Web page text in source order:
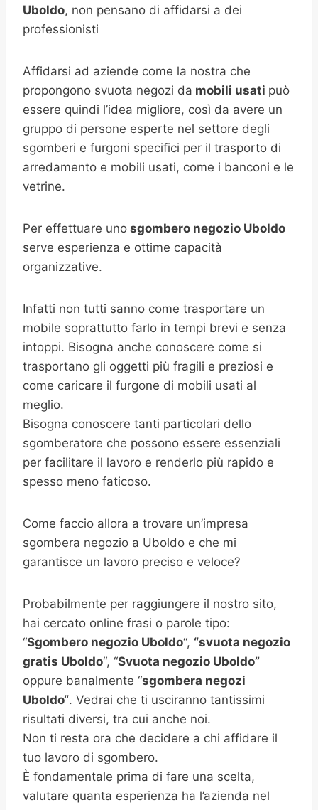
Uboldo, non pensano di affidarsi a dei
professionisti
Affidarsi ad aziende come la nostra che
propongono svuota negozi da mobili usati può
essere quindi l’idea migliore, così da avere un
gruppo di persone esperte nel settore degli
sgomberi e furgoni specifici per il trasporto di
arredamento e mobili usati, come i banconi e le
vetrine.
Per effettuare uno sgombero negozio Uboldo
serve esperienza e ottime capacità
organizzative.
Infatti non tutti sanno come trasportare un
mobile soprattutto farlo in tempi brevi e senza
intoppi. Bisogna anche conoscere come si
trasportano gli oggetti più fragili e preziosi e
come caricare il furgone di mobili usati al
meglio.
Bisogna conoscere tanti particolari dello
sgomberatore che possono essere essenziali
per facilitare il lavoro e renderlo più rapido e
spesso meno faticoso.
Come faccio allora a trovare un’impresa
sgombera negozio a Uboldo e che mi
garantisce un lavoro preciso e veloce?
Probabilmente per raggiungere il nostro sito,
hai cercato online frasi o parole tipo:
“Sgombero negozio Uboldo“, “svuota negozio
gratis Uboldo“, “Svuota negozio Uboldo”
oppure banalmente “sgombera negozi
Uboldo“. Vedrai che ti usciranno tantissimi
risultati diversi, tra cui anche noi.
Non ti resta ora che decidere a chi affidare il
tuo lavoro di sgombero.
È fondamentale prima di fare una scelta,
valutare quanta esperienza ha l’azienda nel